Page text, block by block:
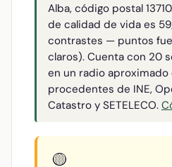
Alba, código postal
de calidad de vida es
contrastes — puntos
claros). Cuenta con 20
en un radio aproximado
procedentes de INE,
Catastro y SETELECO.
🟡